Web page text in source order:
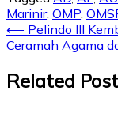
Marinir, OMP,
⟵ Pelindo III
Ceramah Agama
Related